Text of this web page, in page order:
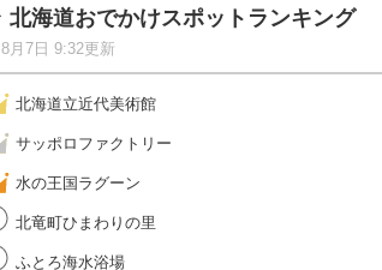
北海道おでかけスポットランキング
8月7日 9:32更新
北海道立近代美術館
サッポロファクトリー
水の王国ラグーン
北竜町ひまわりの里
ふとろ海水浴場